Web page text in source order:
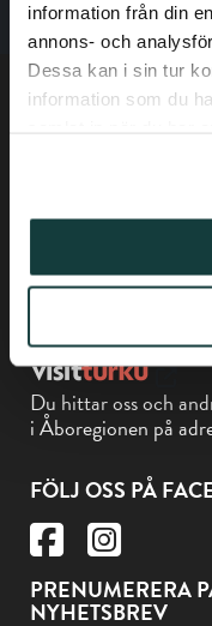
information från din
annons- och
Dessa kan i sin tur
information som du
Museikortet gäller
Du hittar oss och
i Åboregionen på
FÖLJ OSS PÅ
PRENUMERERA
NYHETSBREV